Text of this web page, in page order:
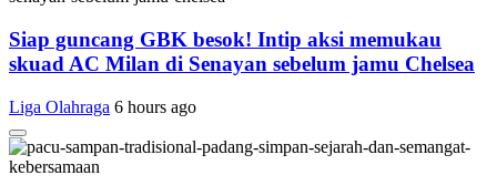
Siap guncang GBK besok! Intip aksi memukau
skuad AC Milan di Senayan sebelum jamu Chelsea
Liga Olahraga 6 hours ago